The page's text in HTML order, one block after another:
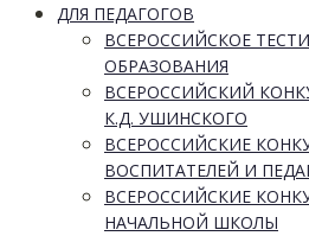
ДЛЯ ПЕДАГОГОВ
ВСЕРОССИЙСКОЕ
ОБРАЗОВАНИЯ
ВСЕРОССИЙСКИЙ
К.Д. УШИНСКОГО
ВСЕРОССИЙСКИЕ
ВОСПИТАТЕЛЕЙ И
ВСЕРОССИЙСКИЕ
НАЧАЛЬНОЙ ШКОЛЫ